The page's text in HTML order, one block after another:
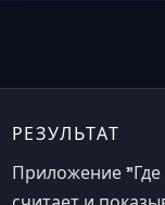
РЕЗУЛЬТАТ
Приложение